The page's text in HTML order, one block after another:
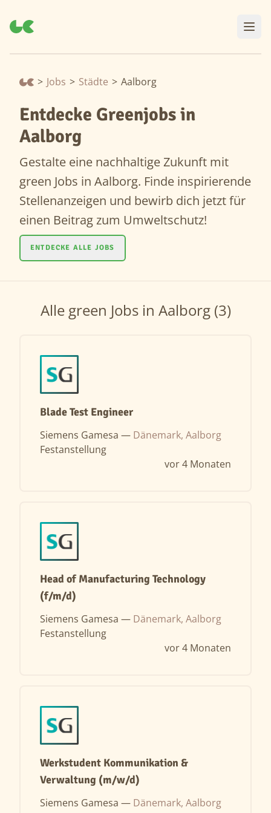
> Jobs > Städte > Aalborg
Entdecke Greenjobs in
Aalborg
Gestalte eine nachhaltige Zukunft mit
green Jobs in Aalborg. Finde inspirierende
Stellenanzeigen und bewirb dich jetzt für
einen Beitrag zum Umweltschutz!
ENTDECKE ALLE JOBS
Alle green Jobs in Aalborg (3)
Blade Test Engineer
Siemens Gamesa — Dänemark, Aalborg
Festanstellung
vor 4 Monaten
Head of Manufacturing Technology
(f/m/d)
Siemens Gamesa — Dänemark, Aalborg
Festanstellung
vor 4 Monaten
Werkstudent Kommunikation &
Verwaltung (m/w/d)
Siemens Gamesa — Dänemark, Aalborg